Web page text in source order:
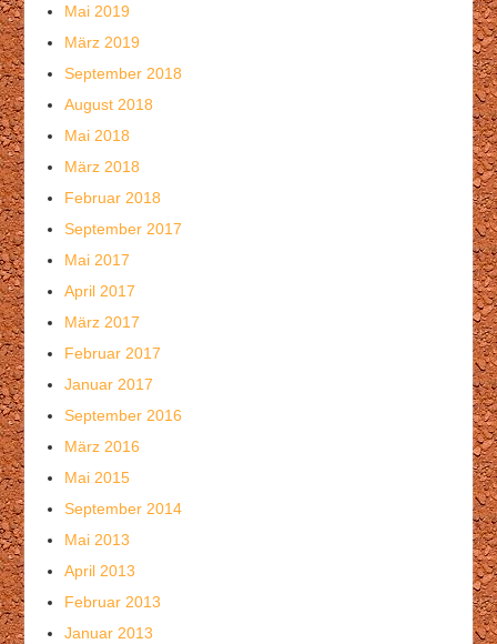
Mai 2019
März 2019
September 2018
August 2018
Mai 2018
März 2018
Februar 2018
September 2017
Mai 2017
April 2017
März 2017
Februar 2017
Januar 2017
September 2016
März 2016
Mai 2015
September 2014
Mai 2013
April 2013
Februar 2013
Januar 2013